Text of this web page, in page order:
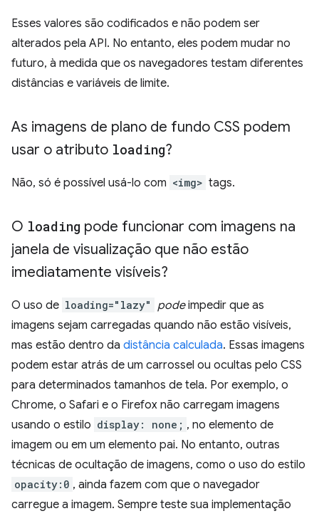
Esses valores são codificados e não podem ser
alterados pela API. No entanto, eles podem mudar no
futuro, à medida que os navegadores testam diferentes
distâncias e variáveis de limite.
As imagens de plano de fundo CSS podem
usar o atributo loading?
Não, só é possível usá-lo com <img> tags.
O loading pode funcionar com imagens na
janela de visualização que não estão
imediatamente visíveis?
O uso de loading="lazy" podeimpedir que as
imagens sejam carregadas quando não estão visíveis,
mas estão dentro da distância calculada. Essas imagens
podem estar atrás de um carrossel ou ocultas pelo CSS
para determinados tamanhos de tela. Por exemplo, o
Chrome, o Safari e o Firefox não carregam imagens
usando o estilo display: none; , no elemento de
imagem ou em um elemento pai. No entanto, outras
técnicas de ocultação de imagens, como o uso do estilo
opacity:0 , ainda fazem com que o navegador
carregue a imagem. Sempre teste sua implementação